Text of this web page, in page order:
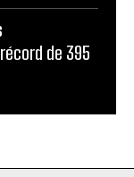
de 395